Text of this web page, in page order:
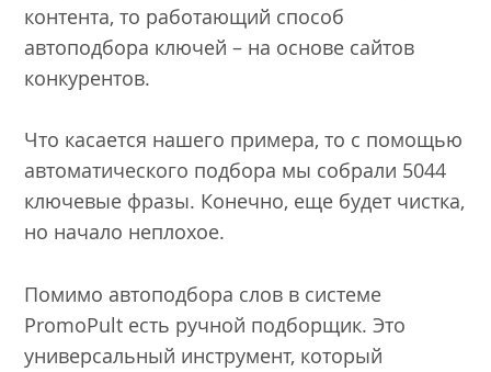
контента, то работающий способ
автоподбора ключей – на основе сайтов
конкурентов.
Что касается нашего примера, то с помощью
автоматического подбора мы собрали 5044
ключевые фразы. Конечно, еще будет чистка,
но начало неплохое.
Помимо автоподбора слов в системе
PromoPult есть ручной подборщик. Это
универсальный инструмент, который